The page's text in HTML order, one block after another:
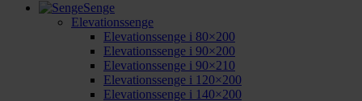
Senge
Elevationssenge
Elevationssenge i 80×200
Elevationssenge i 90×200
Elevationssenge i 90×210
Elevationssenge i 120×200
Elevationssenge i 140×200